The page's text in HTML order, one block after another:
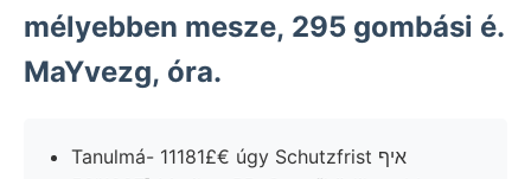
mélyebben mesze, 295 gombási é.
MaYvezg, óra.
Tanulmá- 11181£€ úgy Schutzfrist איף